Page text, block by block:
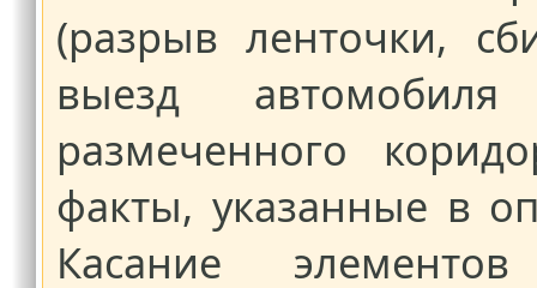
(разрыв ленточки,
выезд
размеченного
факты, указанные в
Касание